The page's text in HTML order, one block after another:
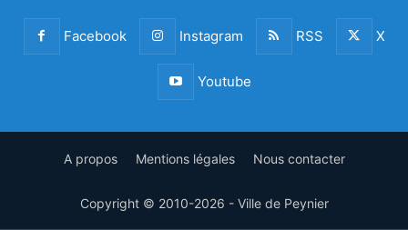
Facebook Instagram RSS X
Youtube
A propos Mentions légales Nous contacter
Copyright © 2010-2026 - Ville de Peynier